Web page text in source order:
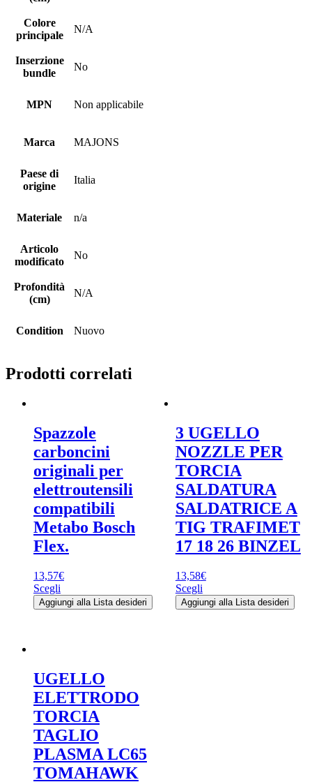
Colore
principale
N/A
Inserzione
bundle
No
MPN Non applicabile
Marca MAJONS
Paese di
origine
Italia
Materiale n/a
Articolo
modificato
No
Profondità
(cm)
N/A
Condition Nuovo
Prodotti correlati
Spazzole
carboncini
originali per
elettroutensili
compatibili
Metabo Bosch
Flex.
13,57€
Scegli
prodotto
ha
possono
essere
scelte
nella
pagina
del
prodotto
Aggiungi alla Lista desideri
3 UGELLO
NOZZLE PER
TORCIA
SALDATURA
SALDATRICE A
TIG TRAFIMET
17 18 26 BINZEL
13,58€
ScegliQuesto
prodotto
ha
Aggiungi alla Lista desideri
UGELLO
ELETTRODO
TORCIA
TAGLIO
PLASMA LC65
TOMAHAWK